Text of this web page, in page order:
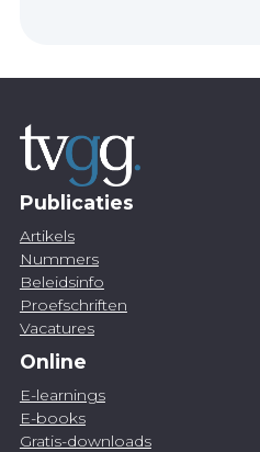
Publicaties
Artikels
Nummers
Beleidsinfo
Proefschriften
Vacatures
Online
E-learnings
E-books
Gratis-downloads